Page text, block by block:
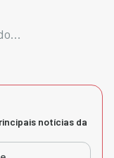
notícias da